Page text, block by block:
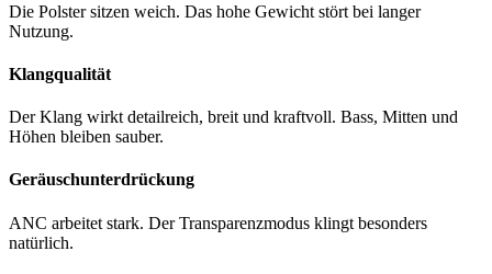
Die Polster sitzen weich. Das hohe Gewicht stört bei langer
Nutzung.
Klangqualität
Der Klang wirkt detailreich, breit und kraftvoll. Bass, Mitten und
Höhen bleiben sauber.
Geräuschunterdrückung
ANC arbeitet stark. Der Transparenzmodus klingt besonders
natürlich.